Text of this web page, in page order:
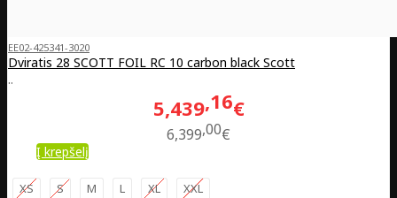
EE02-425341-3020
Dviratis 28 SCOTT FOIL RC 10 carbon black Scott
..
5,439 16€
6,399 00€
Į krepšelį
XS S M L XL XXL